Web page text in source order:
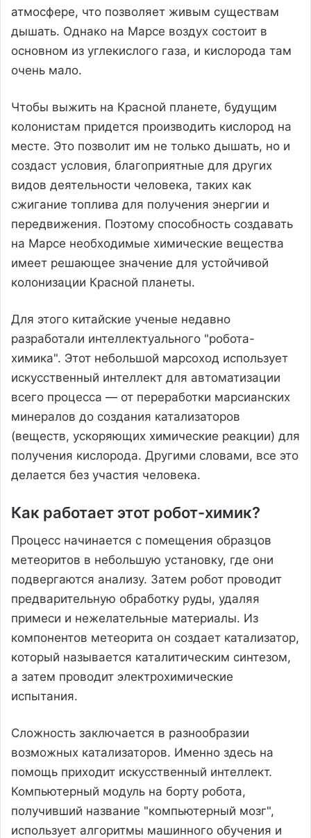
атмосфере, что позволяет живым существам
дышать. Однако на Марсе воздух состоит в
основном из углекислого газа, и кислорода там
очень мало.
Чтобы выжить на Красной планете, будущим
колонистам придется производить кислород на
месте. Это позволит им не только дышать, но и
создаст условия, благоприятные для других
видов деятельности человека, таких как
сжигание топлива для получения энергии и
передвижения. Поэтому способность создавать
на Марсе необходимые химические вещества
имеет решающее значение для устойчивой
колонизации Красной планеты.
Для этого китайские ученые недавно
разработали интеллектуального "робота-
химика". Этот небольшой марсоход использует
искусственный интеллект для автоматизации
всего процесса — от переработки марсианских
минералов до создания катализаторов
(веществ, ускоряющих химические реакции) для
получения кислорода. Другими словами, все это
делается без участия человека.
Как работает этот робот-химик?
Процесс начинается с помещения образцов
метеоритов в небольшую установку, где они
подвергаются анализу. Затем робот проводит
предварительную обработку руды, удаляя
примеси и нежелательные материалы. Из
компонентов метеорита он создает катализатор,
который называется каталитическим синтезом,
а затем проводит электрохимические
испытания.
Сложность заключается в разнообразии
возможных катализаторов. Именно здесь на
помощь приходит искусственный интеллект.
Компьютерный модуль на борту робота,
получивший название "компьютерный мозг",
использует алгоритмы машинного обучения и